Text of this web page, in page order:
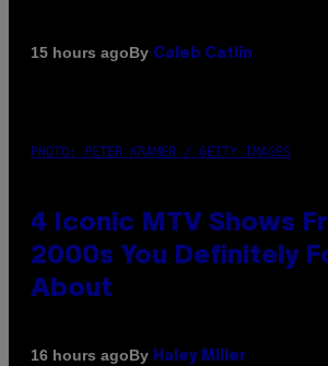
15 hours agoBy Caleb Catlin
PHOTO: PETER KRAMER / GETTY IMAGES
4 Iconic MTV Shows
2000s You Definitely
About
16 hours agoBy Haley Miller